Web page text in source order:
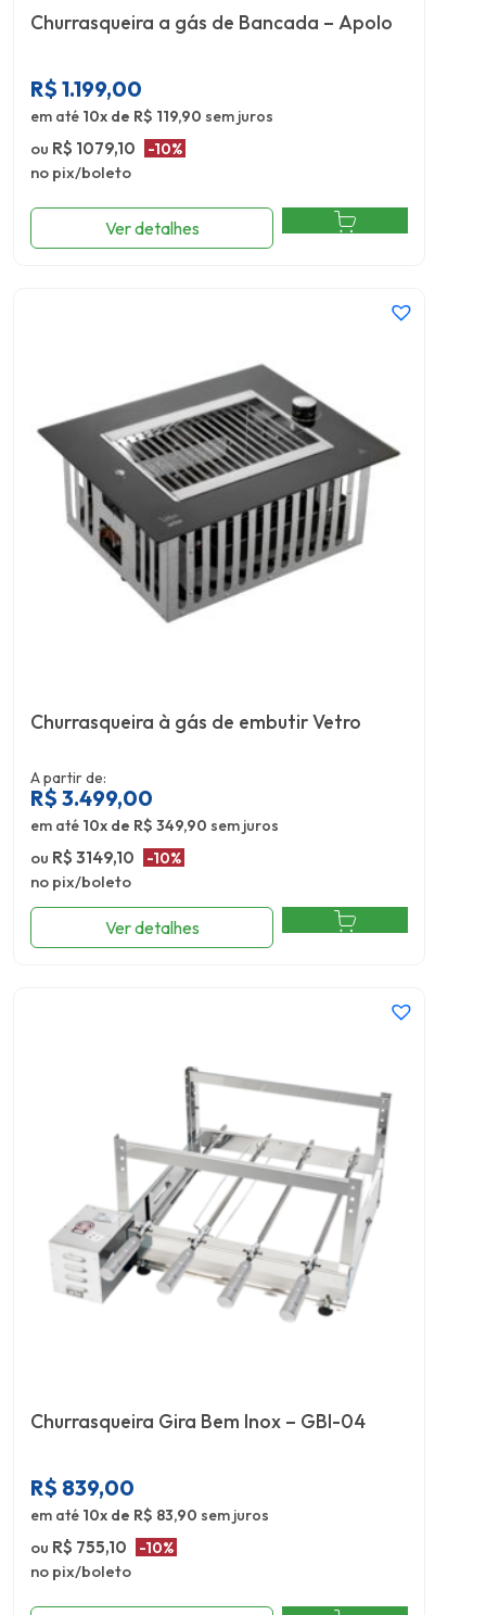
Churrasqueira a gás de Bancada – Apolo
R$ 1.199,00
em até 10x de R$ 119,90 sem juros
ou R$ 1079,10 -10%
no pix/boleto
Ver detalhes
Churrasqueira à gás de embutir Vetro
A partir de:
R$ 3.499,00
em até 10x de R$ 349,90 sem juros
ou R$ 3149,10 -10%
no pix/boleto
Ver detalhes
Churrasqueira Gira Bem Inox – GBI-04
R$ 839,00
em até 10x de R$ 83,90 sem juros
ou R$ 755,10 -10%
no pix/boleto